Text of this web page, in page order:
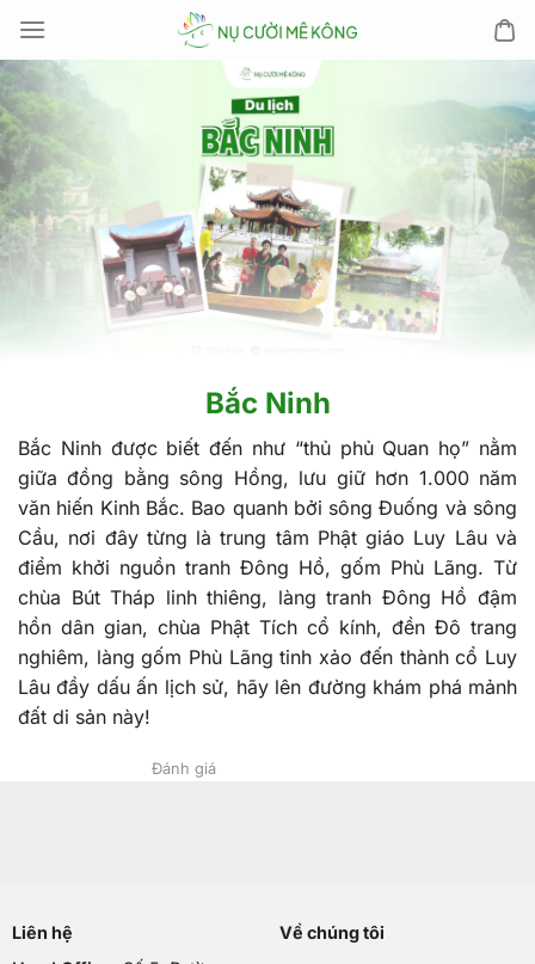
đến
nội
dung
Bắc Ninh
Bắc Ninh được biết đến như “thủ phủ Quan họ” nằm
giữa đồng bằng sông Hồng, lưu giữ hơn 1.000 năm
văn hiến Kinh Bắc. Bao quanh bởi sông Đuống và sông
Cầu, nơi đây từng là trung tâm Phật giáo Luy Lâu và
điểm khởi nguồn tranh Đông Hồ, gốm Phù Lãng. Từ
chùa Bút Tháp linh thiêng, làng tranh Đông Hồ đậm
hồn dân gian, chùa Phật Tích cổ kính, đền Đô trang
nghiêm, làng gốm Phù Lãng tinh xảo đến thành cổ Luy
Lâu đầy dấu ấn lịch sử, hãy lên đường khám phá mảnh
đất di sản này!
Đánh giá
Liên hệ
Về chúng tôi